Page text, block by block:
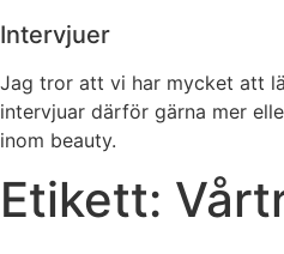
Intervjuer
Jag tror att vi har mycket att
intervjuar därför gärna mer
inom beauty.
Etikett: